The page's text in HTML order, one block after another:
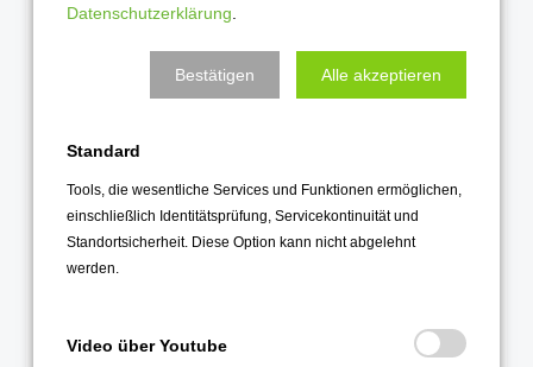
März 2021
Februar 2021
2020
Dezember 2020
Oktober 2020
Datenschutzerklärung
Bestätigen Alle akzeptieren
Standard
Tools, die wesentliche Services und Funktionen ermöglichen,
einschließlich Identitätsprüfung, Servicekontinuität und
Standortsicherheit. Diese Option kann nicht abgelehnt
werden.
Video über Youtube